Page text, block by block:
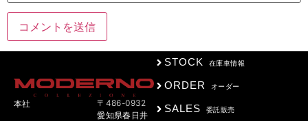
本社
〒486-0932
愛知県春日井
STOCK 在庫車情報
ORDER オーダー
SALES 委託販売